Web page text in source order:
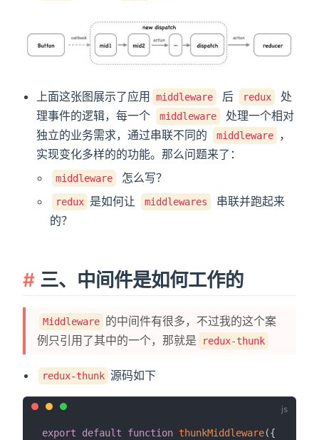
上面这张图展示了应用 middleware 后 redux
处
理事件的逻辑，每一个
middleware
处理一个相对
独立的业务需求，通过串联不同的
middleware
，
实现变化多样的的功能。那么问题来了：
middleware 怎么写？
redux 是如何让 middlewares
串联并跑起来
的？
三、中间件是如何工作的
Middleware 的中间件有很多，不过我的这个案
例只引用了其中的一个，那就是
redux-thunk
redux-thunk 源码如下
export default function thunkMiddleware({